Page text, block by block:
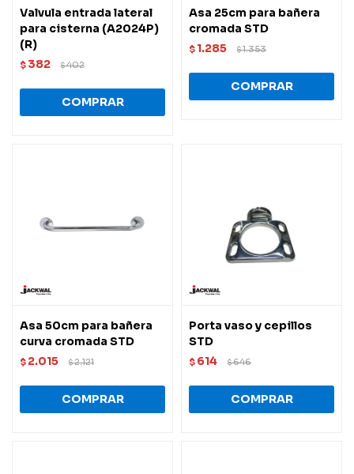
Valvula entrada lateral
para cisterna (A2024P)
(R)
$ 382 $402
Asa 25cm para bañera
cromada STD
$ 1.285 $1.353
Asa 50cm para bañera
curva cromada STD
$ 2.015 $2.121
Porta vaso y cepillos
STD
$ 614 $646